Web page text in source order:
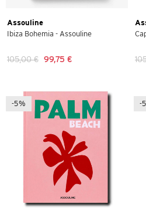
Assouline
Ibiza Bohemia - Assouline
105,00 € 99,75 €
-5% -